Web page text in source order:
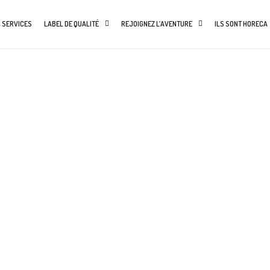
SERVICES LABEL DE QUALITÉ REJOIGNEZ L’AVENTURE ILS SONT HORECA